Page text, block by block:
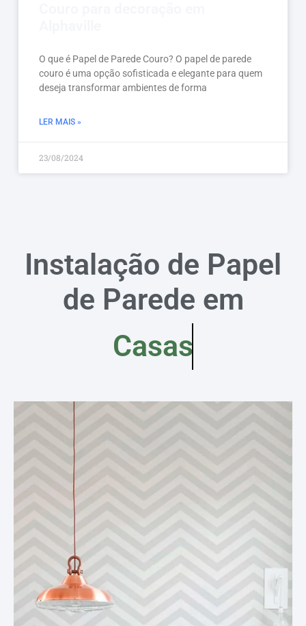
O que é Papel de Parede Couro? O papel de parede
couro é uma opção sofisticada e elegante para quem
deseja transformar ambientes de forma
LER MAIS »
23/08/2024
Instalação de Papel
de Parede em
Casas